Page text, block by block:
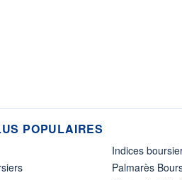
POPULAIRES
Indices
Palmarès